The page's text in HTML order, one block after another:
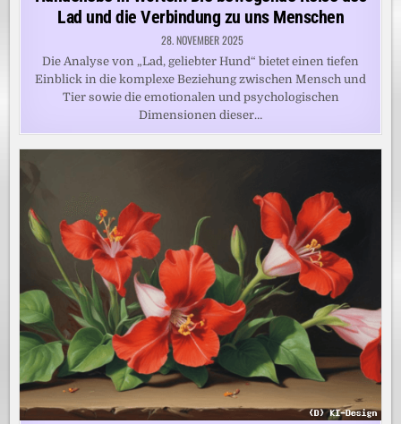
Lad und die Verbindung zu uns Menschen
28. NOVEMBER 2025
Die Analyse von „Lad, geliebter Hund“ bietet einen tiefen
Einblick in die komplexe Beziehung zwischen Mensch und
Tier sowie die emotionalen und psychologischen
Dimensionen dieser…